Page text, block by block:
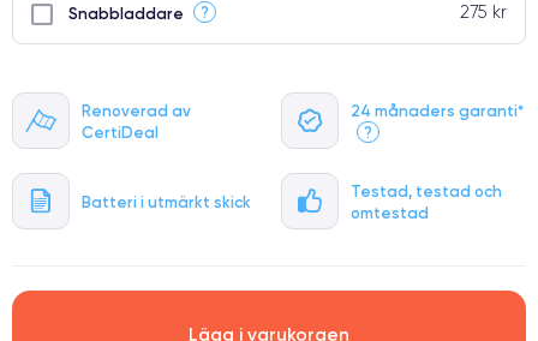
Renoverad av
CertiDeal
24 månaders garanti*
?
Batteri i utmärkt skick
Testad, testad och
omtestad
Snabbladdare ? 275 kr
Lägg i varukorgen